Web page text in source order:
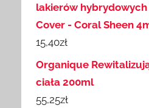
lakierów
Cover - Coral Sheen
15,40zł
Organique
ciała 200ml
55,25zł